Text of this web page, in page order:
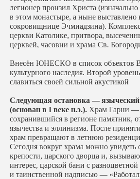
легионер пронзил Христа (изначально
в этом монастыре, а ныне выставлено
сокровищнице Эчмиадзина). Комплекс
церкви Католике, притвора,
церквей, часовни и храма Св.
Внесён ЮНЕСКО в список объектов
культурного наследия. Второй
славиться своей сильной акустикой
Следующая остановка —
(основан в I веке н.э.). Храм Гарни —
сохранившийся в регионе памятник,
язычества и эллинизма. После
храм превращают в летнюю
Сегодня вокруг храма можно увидеть
крепости, царского дворца и,
интерес, царской бани с
и таинственной надписью —